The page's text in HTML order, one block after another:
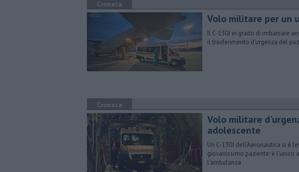
Cronaca
Volo militare per un
Il C-130J in grado di imbarcare
il trasferimento d'urgenza del
Cronaca
Volo militare
adolescente
Un C-130J dell'Aeronautica si è
giovanissimo paziente: è l'unico
l'ambulanza